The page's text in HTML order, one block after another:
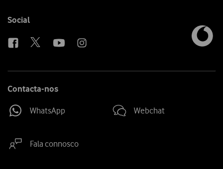
Follow
Social
Contacta-nos
WhatsApp Webchat
Fala connosco